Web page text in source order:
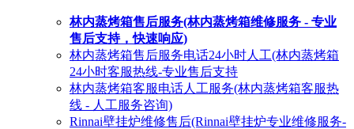
林内蒸烤箱售后服务(林内蒸烤箱维修服务 - 专业
售后支持，快速响应)
林内蒸烤箱售后服务电话24小时人工(林内蒸烤箱
24小时客服热线-专业售后支持
林内蒸烤箱客服电话人工服务(林内蒸烤箱客服热
线 - 人工服务咨询)
Rinnai壁挂炉维修售后(Rinnai壁挂炉专业维修服务-